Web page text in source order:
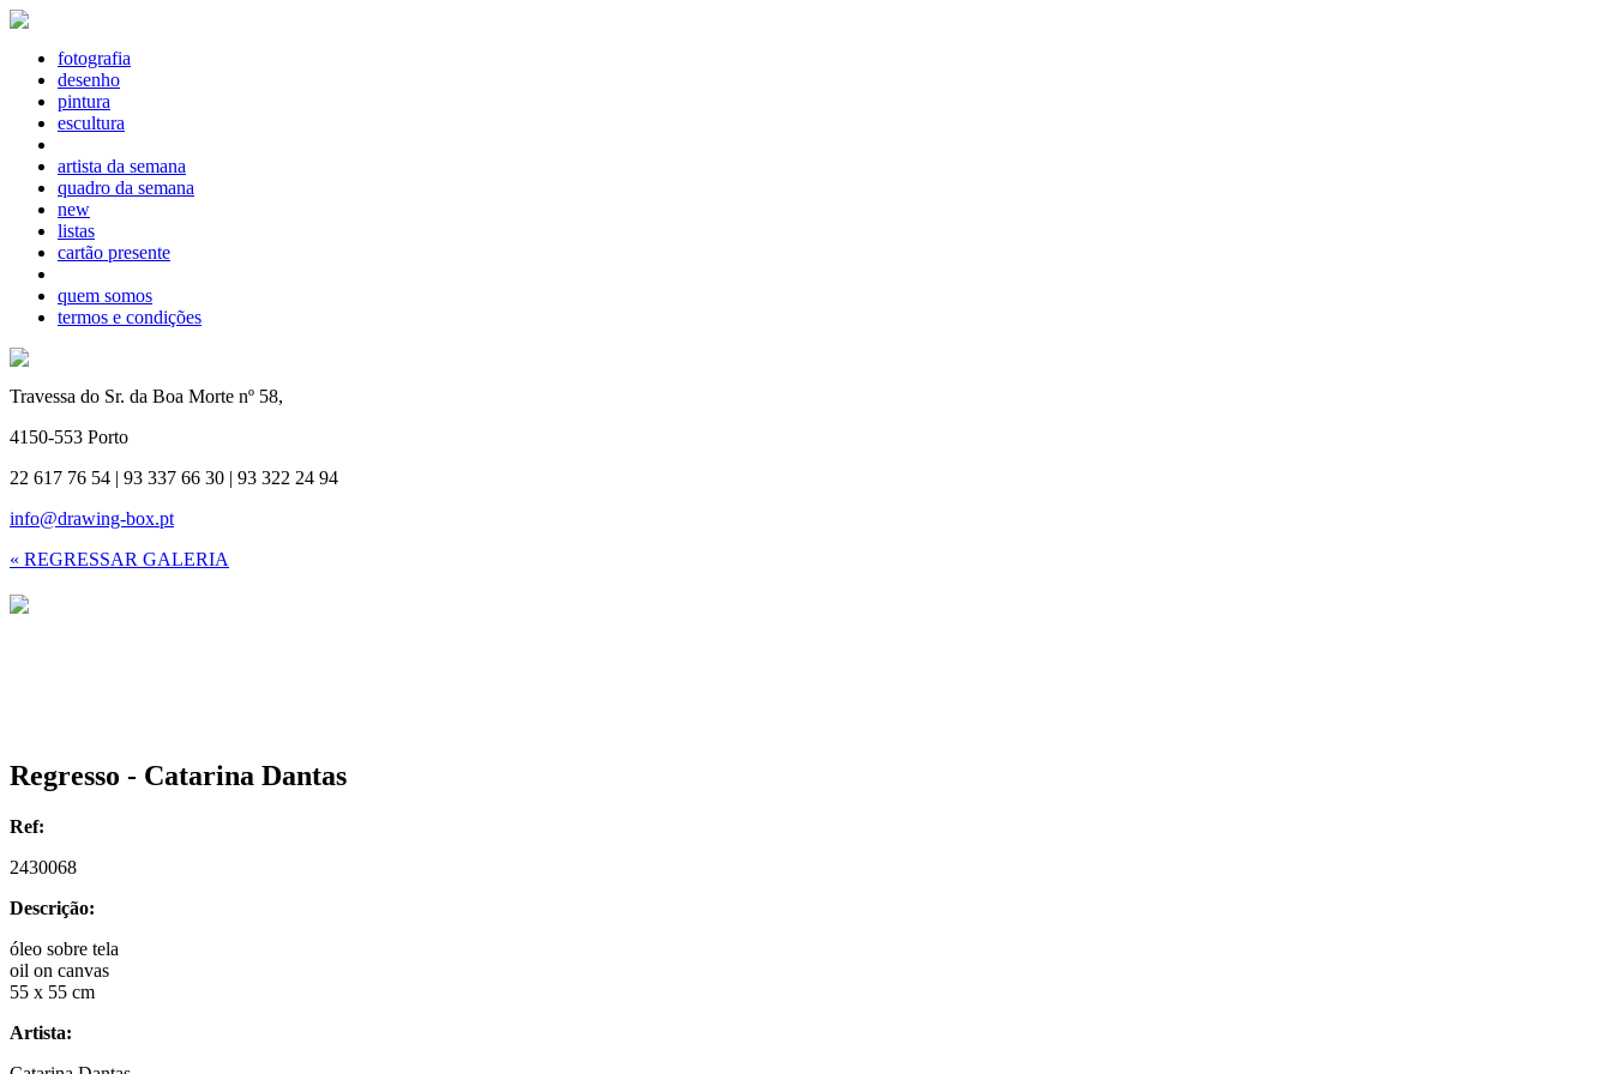
fotografia
desenho
pintura
escultura
artista da semana
quadro da semana
new
listas
cartão presente
quem somos
termos e condições
Travessa do Sr. da Boa Morte nº 58,
4150-553 Porto
22 617 76 54 | 93 337 66 30 | 93 322 24 94
info@drawing-box.pt
« REGRESSAR GALERIA
Regresso - Catarina Dantas
Ref:
2430068
Descrição:
óleo sobre tela
oil on canvas
55 x 55 cm
Artista: